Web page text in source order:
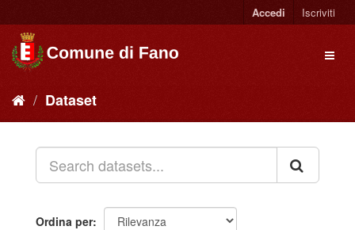
Accedi Iscriviti
Dataset
Ordina per